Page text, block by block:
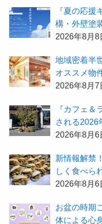
『夏の応
構・外壁塗
探すなら『
2026年8月8
地域密着半
オススメ物
無料『”木の
2026年8月7
『カフェ＆
される2026
紹介！
2026年8月6
新情報解禁
しく食べら
い天然酵母
2026年8月6
お盆の時期
体による心